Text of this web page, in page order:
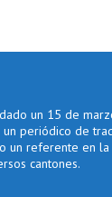
un 15 de
periódico de
un referente en la
cantones.